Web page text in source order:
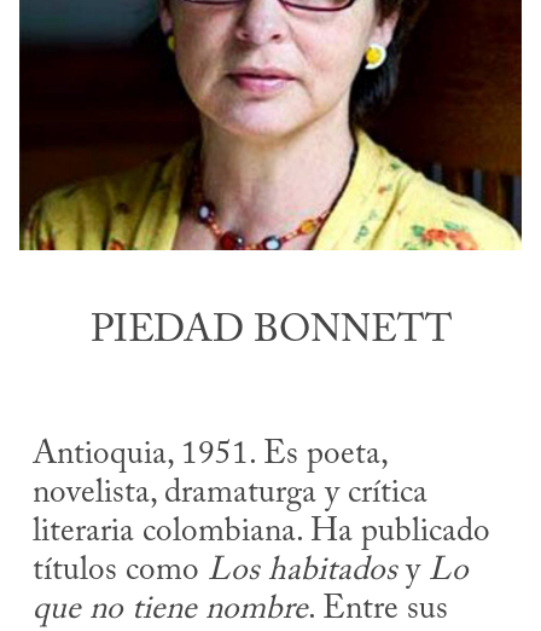
PIEDAD BONNETT
Antioquia, 1951. Es poeta,
novelista, dramaturga y crítica
literaria colombiana. Ha publicado
títulos como Los habitadosy Lo
que no tiene nombre. Entre sus